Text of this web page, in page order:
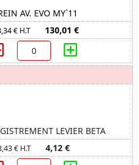
AV. EVO MY`11
€ H.T 130,01 €
LEVIER BETA
€ H.T 4,12 €